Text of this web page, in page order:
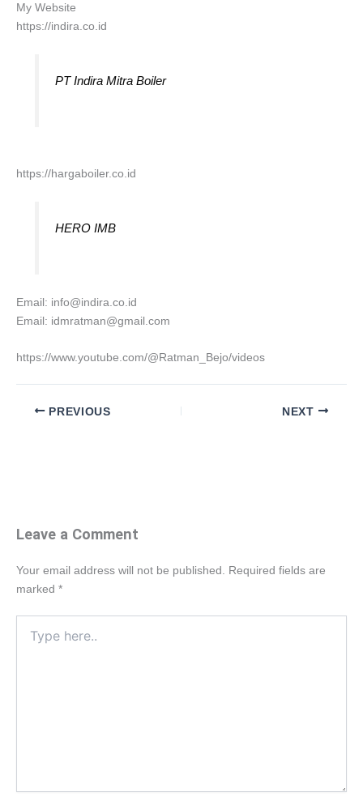
My Website
https://indira.co.id
PT Indira Mitra Boiler
https://hargaboiler.co.id
HERO IMB
Email: info@indira.co.id
Email: idmratman@gmail.com
https://www.youtube.com/@Ratman_Bejo/videos
PREVIOUS NEXT
Leave a Comment
Your email address will not be published. Required fields are
marked *
here..